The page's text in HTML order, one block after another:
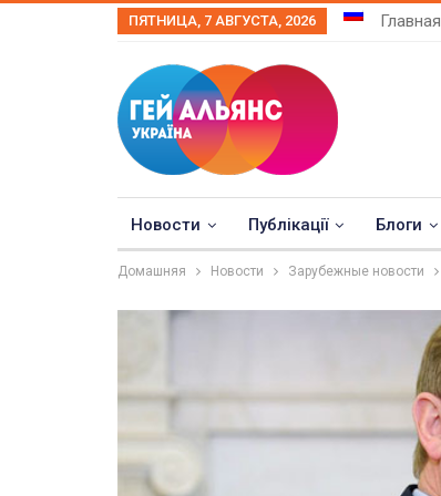
ПЯТНИЦА, 7 АВГУСТА, 2026 Главная
Новости Публікації Блоги
Домашняя Новости Зарубежные новости